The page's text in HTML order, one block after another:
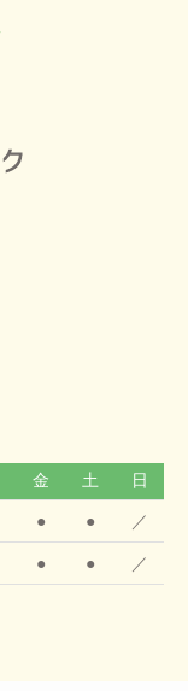
金 土 日
● ● ／
● ● ／